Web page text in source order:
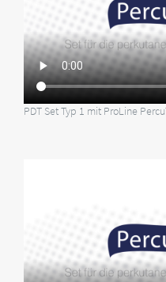
PDT Set Typ 1 mit ProLine